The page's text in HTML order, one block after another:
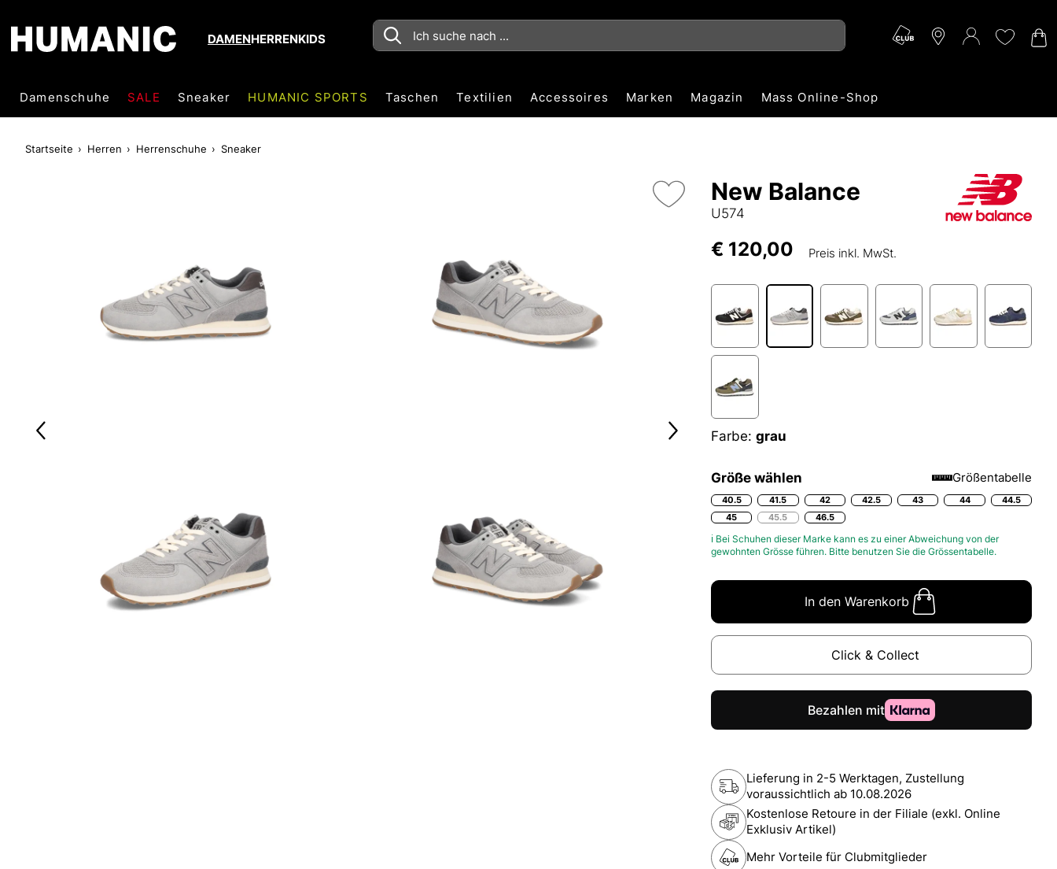
DAMENHERRENKIDS
Damenschuhe SALE Sneaker HUMANIC SPORTS Taschen Textilien Accessoires Marken Magazin Mass Online-Shop
Startseite Herren Herrenschuhe Sneaker
New Balance
U574
€ 120,00 Preis inkl. MwSt.
Farbe: grau
Größe wählen Größentabelle
40.5 41.5 42 42.5 43 44
44.5
45
45.5 46.5
ℹ Bei Schuhen dieser Marke kann es zu einer Abweichung von der
gewohnten Grösse führen. Bitte benutzen Sie die Grössentabelle.
In den Warenkorb
Click & Collect
Lieferung in 2-5 Werktagen, Zustellung
voraussichtlich ab 10.08.2026
Kostenlose Retoure in der Filiale (exkl. Online
Exklusiv Artikel)
Mehr Vorteile für Clubmitglieder